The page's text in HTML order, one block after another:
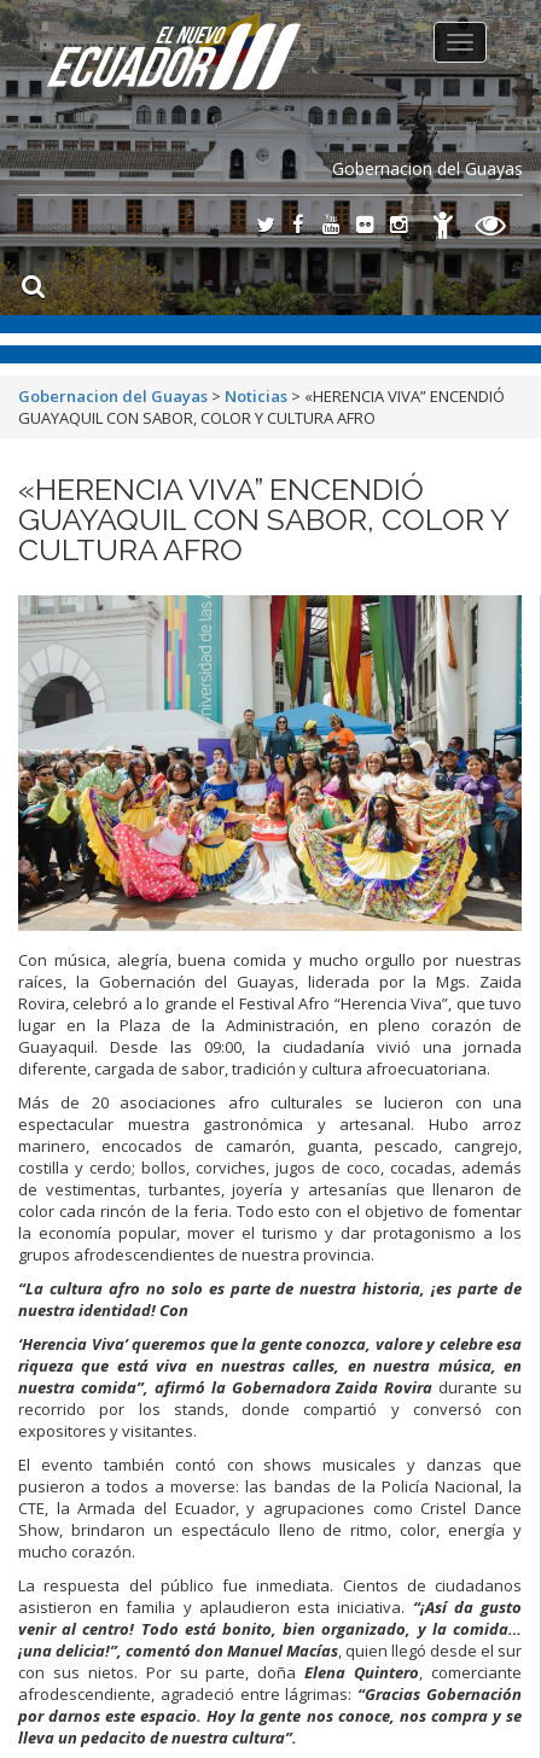
Gobernacion del Guayas
Toggle
navigation
Gobernacion del Guayas > Noticias > «HERENCIA VIVA” ENCENDIÓ
GUAYAQUIL CON SABOR, COLOR Y CULTURA AFRO
«HERENCIA VIVA” ENCENDIÓ
GUAYAQUIL CON SABOR, COLOR Y
CULTURA AFRO
Con música, alegría, buena comida y mucho orgullo por nuestras
raíces, la Gobernación del Guayas, liderada por la Mgs. Zaida
Rovira, celebró a lo grande el Festival Afro “Herencia Viva”, que tuvo
lugar en la Plaza de la Administración, en pleno corazón de
Guayaquil. Desde las 09:00, la ciudadanía vivió una jornada
diferente, cargada de sabor, tradición y cultura afroecuatoriana.
Más de 20 asociaciones afro culturales se lucieron con una
espectacular muestra gastronómica y artesanal. Hubo arroz
marinero, encocados de camarón, guanta, pescado, cangrejo,
costilla y cerdo; bollos, corviches, jugos de coco, cocadas, además
de vestimentas, turbantes, joyería y artesanías que llenaron de
color cada rincón de la feria. Todo esto con el objetivo de fomentar
la economía popular, mover el turismo y dar protagonismo a los
grupos afrodescendientes de nuestra provincia.
“La cultura afro no solo es parte de nuestra historia, ¡es parte de
nuestra identidad! Con
‘Herencia Viva’ queremos que la gente conozca, valore y celebre esa
riqueza que está viva en nuestras calles, en nuestra música, en
nuestra comida”, afirmó la Gobernadora Zaida Rovira durante su
recorrido por los stands, donde compartió y conversó con
expositores y visitantes.
El evento también contó con shows musicales y danzas que
pusieron a todos a moverse: las bandas de la Policía Nacional, la
CTE, la Armada del Ecuador, y agrupaciones como Cristel Dance
Show, brindaron un espectáculo lleno de ritmo, color, energía y
mucho corazón.
La respuesta del público fue inmediata. Cientos de ciudadanos
asistieron en familia y aplaudieron esta iniciativa. “¡Así da gusto
venir al centro! Todo está bonito, bien organizado, y la comida…
¡una delicia!”, comentó don Manuel Macías, quien llegó desde el sur
con sus nietos. Por su parte, doñaElena Quintero, comerciante
afrodescendiente, agradeció entre lágrimas: “Gracias Gobernación
por darnos este espacio. Hoy la gente nos conoce, nos compra y se
lleva un pedacito de nuestra cultura”.